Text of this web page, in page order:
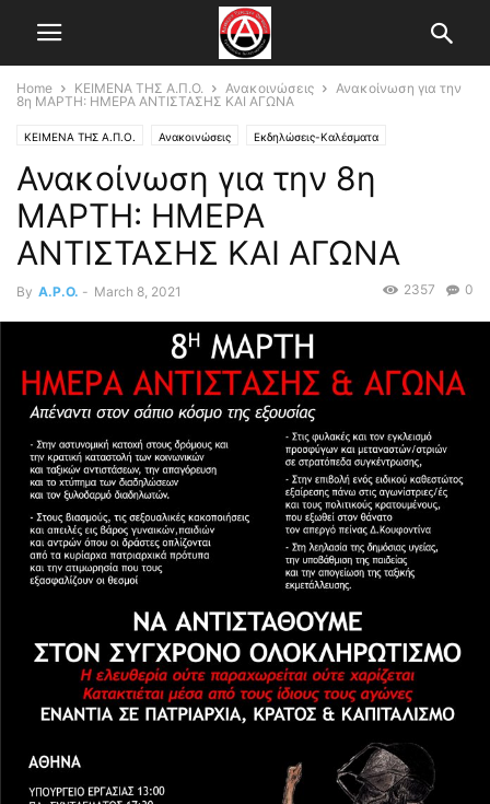
Home ΚΕΙΜΕΝΑ ΤΗΣ Α.Π.Ο. Ανακοινώσεις
Ανακοίνωση για την
8η ΜΑΡΤΗ: ΗΜΕΡΑ ΑΝΤΙΣΤΑΣΗΣ ΚΑΙ ΑΓΩΝΑ
ΚΕΙΜΕΝΑ ΤΗΣ Α.Π.Ο. Ανακοινώσεις Εκδηλώσεις-Καλέσματα
Ομάδα ενάντια στην πατριαρχία
Ανακοίνωση για την 8η
ΜΑΡΤΗ: ΗΜΕΡΑ
ΑΝΤΙΣΤΑΣΗΣ ΚΑΙ ΑΓΩΝΑ
By A.P.O. - March 8, 2021 0
2357